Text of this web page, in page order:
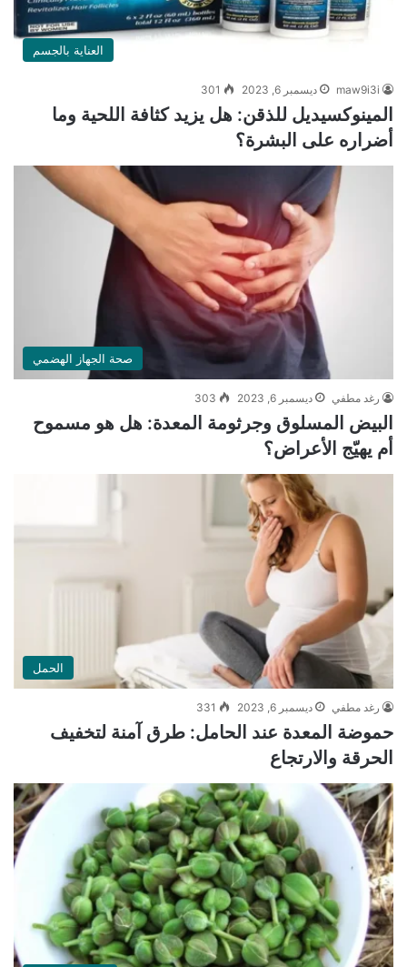
العناية بالجسم
maw9i3i ديسمبر 6, 2023 301
المينوكسيديل للذقن: هل يزيد كثافة اللحية وما
أضراره على البشرة؟
صحة الجهاز الهضمي
رغد مطفي ديسمبر 6, 2023 303
البيض المسلوق وجرثومة المعدة: هل هو مسموح
أم يهيّج الأعراض؟
الحمل
رغد مطفي ديسمبر 6, 2023 331
حموضة المعدة عند الحامل: طرق آمنة لتخفيف
الحرقة والارتجاع